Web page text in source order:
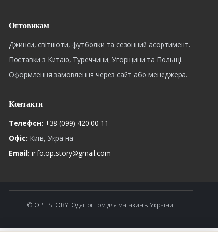
Оптовикам
Джинси, світшоти, футболки та сезонний асортимент.
Поставки з Китаю, Туреччини, Угорщини та Польщі.
Оформлення замовлення через сайт або менеджера.
Контакти
Телефон: +38 (099) 420 00 11
Офіс: Київ, Україна
Email: info.optstory@gmail.com